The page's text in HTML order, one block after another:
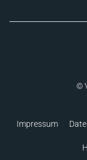
©
Impressum